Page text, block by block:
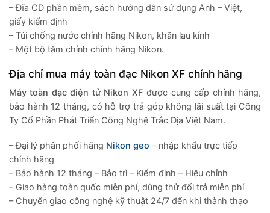
– Đĩa CD phần mềm, sách hướng dẫn sử dụng Anh – Việt,
giấy kiểm định
– Túi chống nước chính hãng Nikon, khăn lau kính
– Một bộ tăm chỉnh chính hãng Nikon.
Địa chỉ mua máy toàn đạc Nikon XF chính hãng
Máy toàn đạc điện tử Nikon XFđược cung cấp chính hãng,
bảo hành 12 tháng, có hỗ trợ trả góp không lãi suất tại Công
Ty Cổ Phần Phát Triển Công Nghệ Trắc Địa Việt Nam.
– Đại lý phân phối hãng Nikon geo – nhập khẩu trực tiếp
chính hãng
– Bảo hành 12 tháng – Bảo trì – Kiểm định – Hiệu chỉnh
– Giao hàng toàn quốc miễn phí, dùng thử đổi trả miễn phí
– Chuyển giao công nghệ kỹ thuật 24/7 đến khi thành thạo